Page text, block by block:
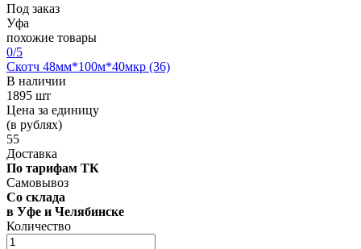
Под заказ
Уфа
похожие товары
0/5
Скотч 48мм*100м*40мкр (36)
В наличии
1895 шт
Цена за единицу
(в рублях)
55
Доставка
По тарифам ТК
Самовывоз
Со склада
в Уфе и Челябинске
Количество